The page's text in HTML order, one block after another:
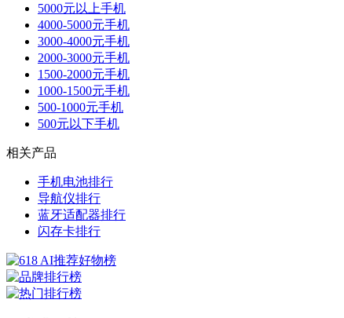
5000元以上手机
4000-5000元手机
3000-4000元手机
2000-3000元手机
1500-2000元手机
1000-1500元手机
500-1000元手机
500元以下手机
相关产品
手机电池排行
导航仪排行
蓝牙适配器排行
闪存卡排行